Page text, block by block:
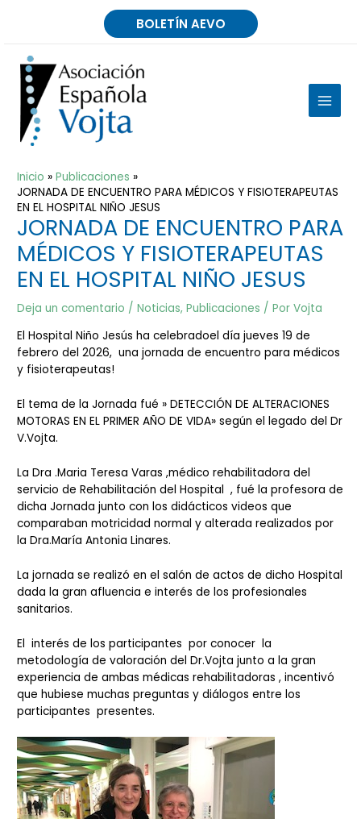
BOLETÍN AEVO
MAIN
Inicio
Publicaciones
JORNADA DE ENCUENTRO PARA MÉDICOS Y FISIOTERAPEUTAS
EN EL HOSPITAL NIÑO JESUS
JORNADA DE ENCUENTRO PARA
MÉDICOS Y FISIOTERAPEUTAS
EN EL HOSPITAL NIÑO JESUS
Deja un comentario /Noticias,Publicaciones / PorVojta
El Hospital Niño Jesús ha celebradoel día jueves 19 de
febrero del 2026, una jornada de encuentro para médicos
y fisioterapeutas!
El tema de la Jornada fué » DETECCIÓN DE ALTERACIONES
MOTORAS EN EL PRIMER AÑO DE VIDA» según el legado del Dr
V.Vojta.
La Dra .Maria Teresa Varas ,médico rehabilitadora del
servicio de Rehabilitación del Hospital , fué la profesora de
dicha Jornada junto con los didácticos videos que
comparaban motricidad normal y alterada realizados por
la Dra.María Antonia Linares.
La jornada se realizó en el salón de actos de dicho Hospital
dada la gran afluencia e interés de los profesionales
sanitarios.
El interés de los participantes por conocer la
metodología de valoración del Dr.Vojta junto a la gran
experiencia de ambas médicas rehabilitadoras , incentivó
que hubiese muchas preguntas y diálogos entre los
participantes presentes.